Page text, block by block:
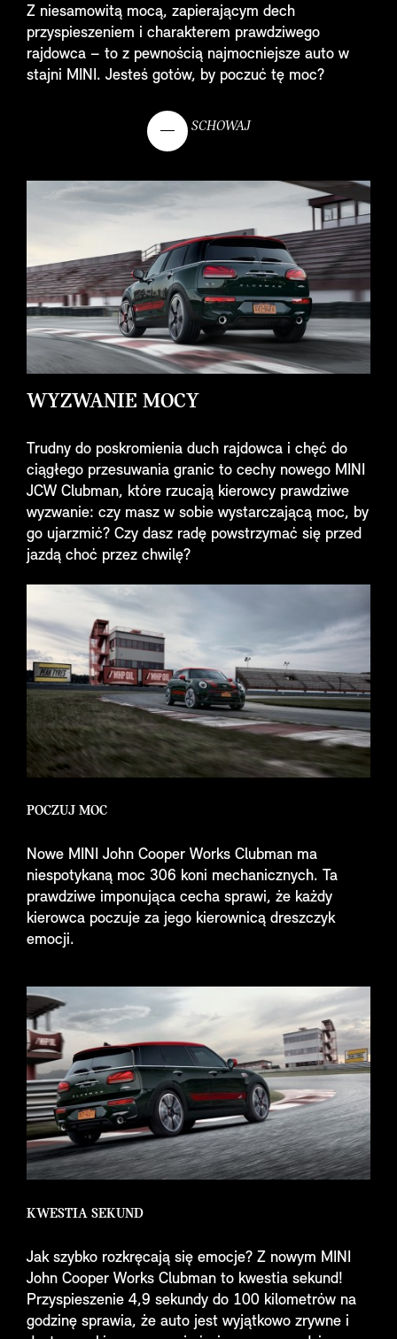
Z niesamowitą mocą, zapierającym dech
przyspieszeniem i charakterem prawdziwego
rajdowca – to z pewnością najmocniejsze auto w
stajni MINI. Jesteś gotów, by poczuć tę moc?
SCHOWAJ
WYZWANIE MOCY
Trudny do poskromienia duch rajdowca i chęć do
ciągłego przesuwania granic to cechy nowego MINI
JCW Clubman, które rzucają kierowcy prawdziwe
wyzwanie: czy masz w sobie wystarczającą moc, by
go ujarzmić? Czy dasz radę powstrzymać się przed
jazdą choć przez chwilę?
POCZUJ MOC
Nowe MINI John Cooper Works Clubman ma
niespotykaną moc 306 koni mechanicznych. Ta
prawdziwe imponująca cecha sprawi, że każdy
kierowca poczuje za jego kierownicą dreszczyk
emocji.
KWESTIA SEKUND
Jak szybko rozkręcają się emocje? Z nowym MINI
John Cooper Works Clubman to kwestia sekund!
Przyspieszenie 4,9 sekundy do 100 kilometrów na
godzinę sprawia, że auto jest wyjątkowo zrywne i